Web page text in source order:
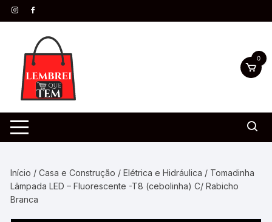
0
Início /Casa e Construção /Elétrica e Hidráulica / Tomadinha
Lâmpada LED – Fluorescente -T8 (cebolinha) C/ Rabicho
Branca